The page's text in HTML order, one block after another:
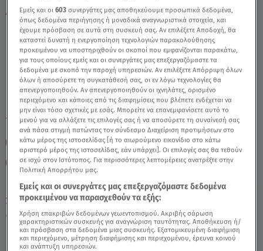
Σάββατο 8 Αυγούστου 2026
03.04.22, 14:18 ΖΩΔΙΑ
Δίδυμοι 3/4/2022 - Οι Σημερινές
Προβλέψεις - Video
TAGS: ΔΙΔΥΜΟΙ ΖΩΔΙΑ ΖΩΔΙΑ ΣΗΜΕΡΑ
ΖΩΔΙΑ ΑΣΗ ΜΠΗΛΙΟΥ
ΑΣΗ ΜΠΗΛΙΟΥ
ΑΣΤΡΟΛΟΓΙΚΕΣ ΠΡΟΒΛΕΨΕΙΣ
Εμείς και οι603 συνεργάτες μας αποθηκεύουμε προσωπικά δεδομένα,
όπως δεδομένα περιήγησης ή μοναδικά αναγνωριστικά στοιχεία, και
έχουμε πρόσβαση σε αυτά στη συσκευή σας. Αν επιλέξετε Αποδοχή, θα
καταστεί δυνατή η ενεργοποίηση τεχνολογιών παρακολούθησης
προκειμένου να υποστηριχθούν οι σκοποί που εμφανίζονται παρακάτω,
για τους οποίους εμείς και οι συνεργάτες μας επεξεργαζόμαστε τα
δεδομένα με σκοπό την παροχή υπηρεσιών. Αν επιλέξετε Απόρριψη όλων
όλων ή αποσύρετε τη συγκατάθεσή σας, οι εν λόγω τεχνολογίες θα
απενεργοποιηθούν. Αν απενεργοποιηθούν οι ιχνηλάτες, ορισμένο
περιεχόμενο και κάποιες από τις διαφημίσεις που βλέπετε ενδέχεται να
μην είναι τόσο σχετικές με εσάς. Μπορείτε να επανεμφανίσετε αυτό το
μενού για να αλλάξετε τις επιλογές σας ή να αποσύρετε τη συναίνεσή σας
ανά πάσα στιγμή πατώντας τον σύνδεσμο Διαχείριση προτιμήσεων στο
κάτω μέρος της ιστοσελίδας [ή το αιωρούμενο εικονίδιο στο κάτω
αριστερό μέρος της ιστοσελίδας, εάν υπάρχει]. Οι επιλογές σας θα τεθούν
σε ισχύ στον Ιστότοπος. Για περισσότερες λεπτομέρειες ανατρέξτε στην
Πολιτική Απορρήτου μας.
Εμείς και οι συνεργάτες μας επεξεργαζόμαστε δεδομένα
προκειμένου να παρασχεθούν τα εξής:
Χρήση επακριβών δεδομένων γεωεντοπισμού. Ακριβής σάρωση
χαρακτηριστικών συσκευής για αναγνώριση ταυτότητας. Αποθήκευση ή/
και πρόσβαση στα δεδομένα μιας συσκευής. Εξατομικευμένη διαφήμιση
και περιεχόμενο, μέτρηση διαφήμισης και περιεχομένου, έρευνα κοινού
και ανάπτυξη υπηρεσιών.